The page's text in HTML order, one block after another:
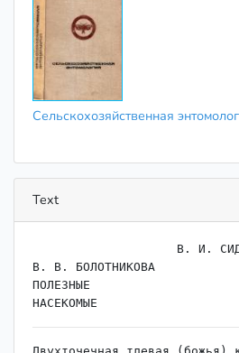
Сельскохозяйственная
Text
В. В. БОЛОТНИКОВА
ПОЛЕЗНЫЕ